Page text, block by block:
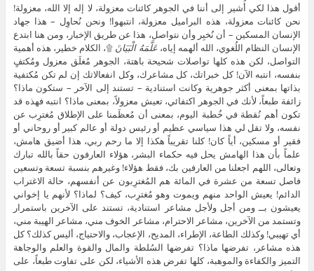
أقول هذا لكي أُشير إلى أننا في الجوهر كائنات معزولة، لا إله إلا الله، معزولة!
نحن كائنات معزولة، هذه البراميل معزولة، انتبهوا! ونحن نُحاوِل – هذا جهاد
الإنسان المسكين – أن نُخبِر وأن نتواصل، هذا عن طريق الإخبار، ومن هنا ابتدع
الإنسان النظام اللُغوي، الله ألهمه إياه،عَلَّمَهُ الْبَيَانَ ۩، الكلام خطير، هذه أهمية
التواصل، لكن هذه كلها تواصلات شحيحة باهتة، الجوهر مُغلَق معزول ومُكتفٍ
بنفسه، انتبه الآن! كل خبراتك، كل مشاعرك، وكل انفعالاتك إن لم تكن مُكتفية
بذاتها بمعنى أكثر جوهرية وكانت استنادية – تستند إلى الآخر – ستكون ماذا؟
زائفة طبعاً، لأنك في الجوهر اكتفائي، تعيش معزولاً، بمعنى ماذا؟ انتبه فهذه قد
تكون أهم نُقطة في خُطبة اليوم، بمعنى أن مُعظَمنا على الإطلاق مُغترِب عن
نفسه، ولا تقل لي هذا سياسي عظيم أو رئيس دولة أو عالم كبير أو روحاني أو
فقير أو مسكين، أياً كان! كلنا تقريباً هكذا إلا ما رحم ربي، هذا أضيق هامش،
علماً بأن هذا الهامش يحل فيه حكماء البشر، هؤلاء العارفون حقاً بالله تبارك
وتعالى، اللهم اجعلنا من العارفين بك، فقط هؤلاء! وغيرهم بنسبة تسعة وتسعين
فاصل تسعة من عشرة في المائة هم المُغترِبون عن أنفسهم، حالة الاغتراب
الدائم! يعيش الواحد منهم ويموت وهو مُغترِب، كيف؟ لماذا؟ لأنهم يا إخواني
يعيشون بــ ومن أجل ولأجل مشاعر استنادية، تستند على الآخرين باستمرار
وتستمد من الآخرين، مشاعر الاحترام، مشاعر الخوف مني، مشاعر الهيبة مني،
أي تهيبي! وكذلك الطاعة، الإطراء، المديح، الإعجاب، والاحتياج، أليس كذلك؟ كل
هذه مشاعر، تفرضها ماذا؟ تفرضها السُلطة والمال والقوة والعلم والوجاهة
التميز والكفاءة والموهبة، كلها تفرض هذه الأشياء، لكن على تفاوت طبعاً، على